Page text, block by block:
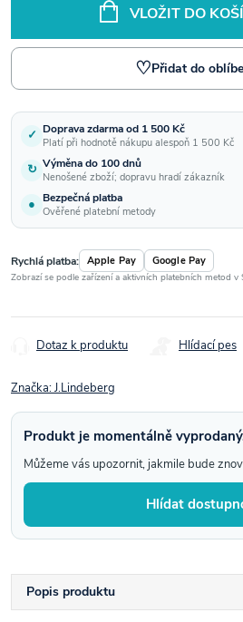
VLOŽIT DO
♡Přidat do
✓ Doprava zdarma od 1 500 Kč
Platí při hodnotě nákupu alespoň 1 500 Kč
↻ Výměna do 100 dnů
Nenošené zboží; dopravu hradí zákazník
● Bezpečná platba
Ověřené platební metody
Rychlá platba: Apple Pay Google Pay
Zobrazí se podle zařízení a aktivních platebních metod v
Dotaz k produktu Hlídací pes
Značka:J.Lindeberg
Produkt je momentálně
Můžeme vás upozornit, jakmile bude
Hlídat
Popis produktu